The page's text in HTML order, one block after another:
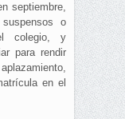
septiembre,
o
colegio, y
para rendir
en el